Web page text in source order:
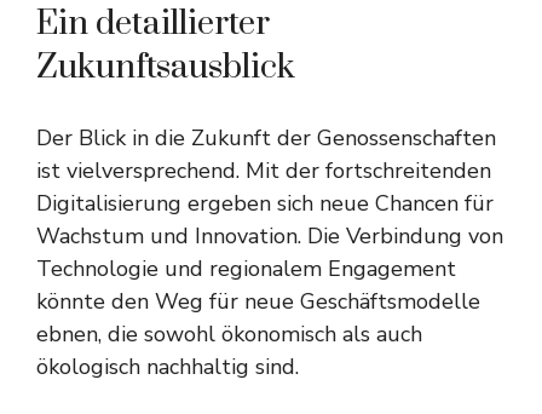
Ein detaillierter
Zukunftsausblick
Der Blick in die Zukunft der Genossenschaften
ist vielversprechend. Mit der fortschreitenden
Digitalisierung ergeben sich neue Chancen für
Wachstum und Innovation. Die Verbindung von
Technologie und regionalem Engagement
könnte den Weg für neue Geschäftsmodelle
ebnen, die sowohl ökonomisch als auch
ökologisch nachhaltig sind.